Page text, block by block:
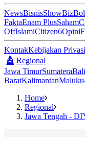
NewsBisnisShowBiz
FaktaEnam PlusSaham
OffIslamiCitizen6Opini
KontakKebijakan Privasi
Regional
Jawa TimurSumatera
BaratKalimantan
Home
Regional
Jawa Tengah -